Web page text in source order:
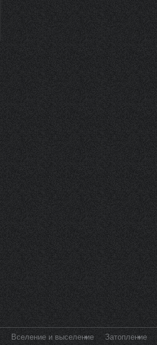
Вселение и выселение Затопление